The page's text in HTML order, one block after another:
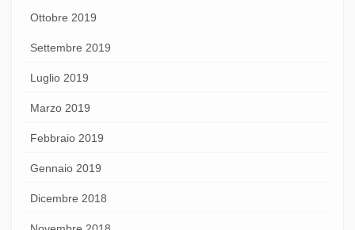
Ottobre 2019
Settembre 2019
Luglio 2019
Marzo 2019
Febbraio 2019
Gennaio 2019
Dicembre 2018